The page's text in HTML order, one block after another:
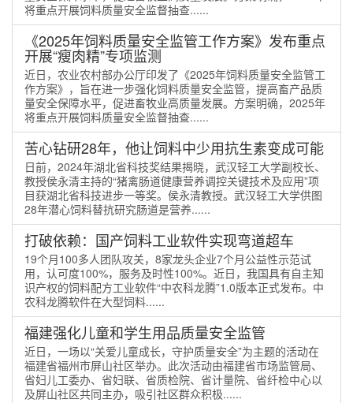
将重点开展饲料质量安全监督抽查......
《2025年饲料质量安全监管工作方案》发布重点
开展“瘦肉精”专项监测
近日，农业农村部办公厅印发了《2025年饲料质量安全监管工
作方案》，旨在进一步强化饲料质量安全监管，提高畜产品质
量安全保障水平，促进畜牧业高质量发展。方案明确，2025年
将重点开展饲料质量安全监督抽查......
苦心钻研28年，他让饲料中少用抗生素变成可能
日前，2024年湖北省科技奖结果揭晓，武汉轻工大学副校长、
教授侯永清主持的“猪禽肠道健康营养调控关键技术及应用”项
目获湖北省科技进步一等奖。侯永清教授。武汉轻工大学供图
28年潜心饲料替抗研究肠道是营养......
打破依赖：国产饲料工业软件实现弯道超车
19个月100多人团队攻关，8家龙头企业7个月公益性示范试
用，认可度100%，服务及时性100%。近日，我国具有自主知
识产权的饲料配方工业软件“中农科龙腾”1.0版本正式发布。中
农科龙腾软件在大型饲料......
福建强化儿童和学生用品质量安全监管
近日，一场以“关爱儿童成长，守护质量安全”为主题的活动在
福建省福州市屏山社区举办。此次活动由福建省市场监管局、
省妇儿工委办、省妇联、省质检院、省计量院、省纤检中心以
及屏山社区共同主办，吸引社区群众积极......